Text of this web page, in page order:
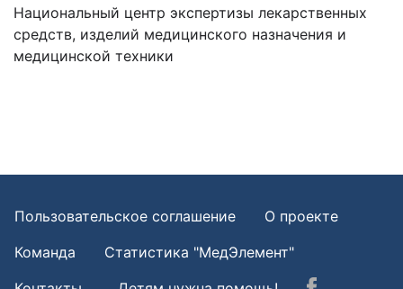
Национальный центр экспертизы лекарственных
средств, изделий медицинского назначения и
медицинской техники
Пользовательское соглашение
О проекте
Команда
Статистика "МедЭлемент"